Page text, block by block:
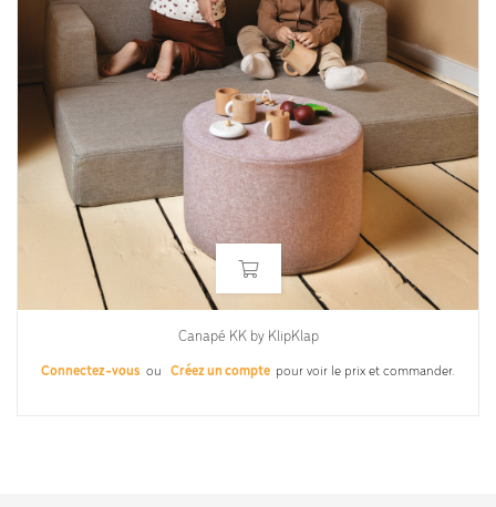
Canapé KK by KlipKlap
Connectez-vous ou Créez un compte pour voir le prix et commander.